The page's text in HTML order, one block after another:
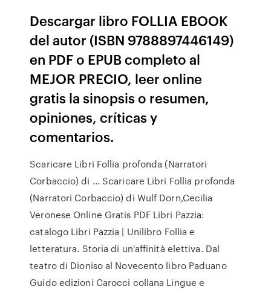
Descargar libro FOLLIA EBOOK
del autor (ISBN 9788897446149)
en PDF o EPUB completo al
MEJOR PRECIO, leer online
gratis la sinopsis o resumen,
opiniones, críticas y
comentarios.
Scaricare Libri Follia profonda (Narratori
Corbaccio) di ... Scaricare Libri Follia profonda
(Narratori Corbaccio) di Wulf Dorn,Cecilia
Veronese Online Gratis PDF Libri Pazzia:
catalogo Libri Pazzia | Unilibro Follia e
letteratura. Storia di un'affinità elettiva. Dal
teatro di Dioniso al Novecento libro Paduano
Guido edizioni Carocci collana Lingue e